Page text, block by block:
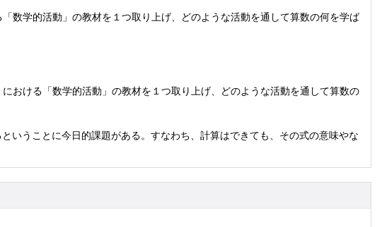
数学的活動」の教材を１つ取り上げ、どのような活動を通して算数の何を学ば
おける「数学的活動」の教材を１つ取り上げ、どのような活動を通して算数の
うことに今日的課題がある。すなわち、計算はできても、その式の意味やな